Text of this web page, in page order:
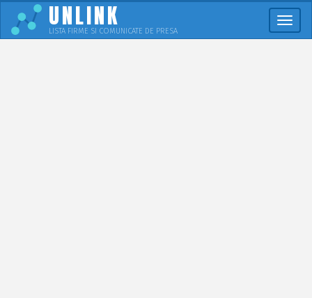
UNLINK
LISTA FIRME SI COMUNICATE DE PRESA